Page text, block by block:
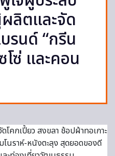
ลิตและจัด
รนด์ “กรีน
ซ่ และคอน